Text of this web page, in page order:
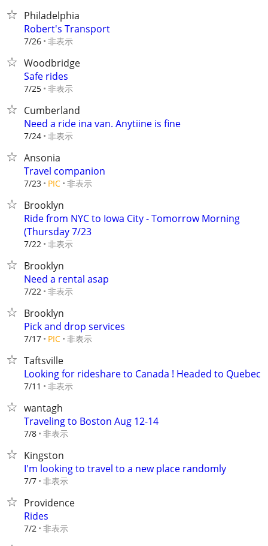
Philadelphia
Robert's Transport
7/26 非表示
Woodbridge
Safe rides
7/25 非表示
Cumberland
Need a ride ina van. Anytiine is fine
7/24 非表示
Ansonia
Travel companion
7/23 PIC 非表示
Brooklyn
Ride from NYC to Iowa City - Tomorrow Morning
(Thursday 7/23
7/22 非表示
Brooklyn
Need a rental asap
7/22 非表示
Brooklyn
Pick and drop services
7/17 PIC 非表示
Taftsville
Looking for rideshare to Canada ! Headed to Quebec
7/11 非表示
wantagh
Traveling to Boston Aug 12-14
7/8 非表示
Kingston
I'm looking to travel to a new place randomly
7/7 非表示
Providence
Rides
7/2 非表示